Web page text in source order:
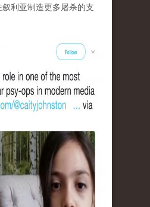
利亚制造更多屠杀的支